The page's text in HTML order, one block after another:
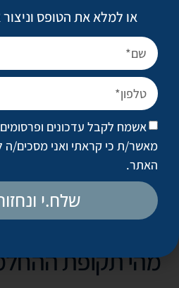
כאב מקומי וכאב ראש
נפיחות באזור העיניים
שטף דם בלחיים
טשטוש ראייה – תופעה שתשפר
במקרים של תחושת גרד בעיניים,
להשתמש בטיפות עיניים או במרשם
מהי תקופת
או למלא את הטופס
אשמח לקבל עדכונים
מאשר/ת כי קראתי ואני מסכים/ה
האתר.
שלח.י